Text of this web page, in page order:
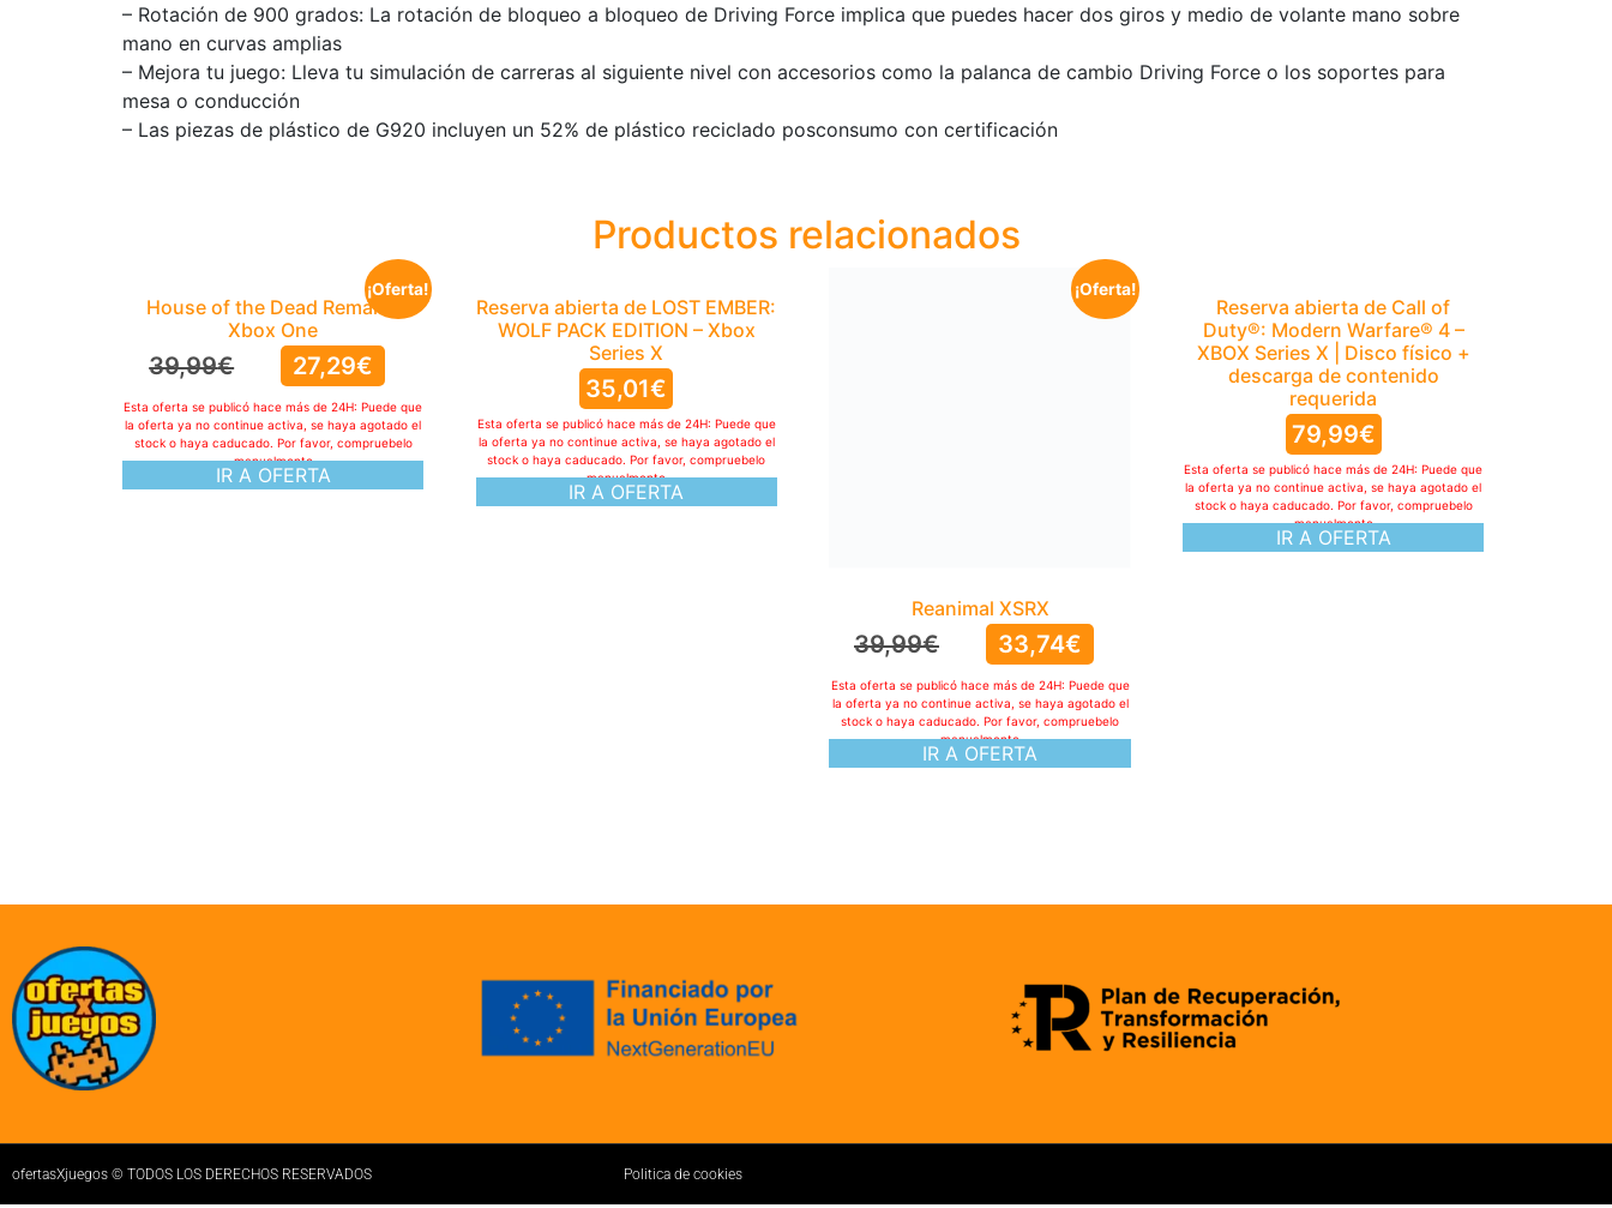
– Rotación de 900 ​​grados: La rotación de bloqueo a bloqueo de Driving Force implica que puedes hacer dos giros y medio de volante mano sobre
mano en curvas amplias
– Mejora tu juego: Lleva tu simulación de carreras al siguiente nivel con accesorios como la palanca de cambio Driving Force o los soportes para
mesa o conducción
– Las piezas de plástico de G920 incluyen un 52% de plástico reciclado posconsumo con certificación
Productos relacionados
¡Oferta!
House of the Dead Remake,
Xbox One
39,99€ 27,29€
IR A OFERTA
Esta oferta se publicó hace más de 24H: Puede que
la oferta ya no continue activa, se haya agotado el
stock o haya caducado. Por favor, compruebelo
manualmente
Reserva abierta de LOST EMBER:
WOLF PACK EDITION – Xbox
Series X
35,01€
IR A OFERTA
Esta oferta se publicó hace más de 24H: Puede que
la oferta ya no continue activa, se haya agotado el
stock o haya caducado. Por favor, compruebelo
manualmente
¡Oferta!
Reanimal XSRX
39,99€ 33,74€
IR A OFERTA
Esta oferta se publicó hace más de 24H: Puede que
la oferta ya no continue activa, se haya agotado el
stock o haya caducado. Por favor, compruebelo
manualmente
Reserva abierta de Call of
Duty®: Modern Warfare® 4 –
XBOX Series X | Disco físico +
descarga de contenido
requerida
79,99€
IR A OFERTA
Esta oferta se publicó hace más de 24H: Puede que
la oferta ya no continue activa, se haya agotado el
stock o haya caducado. Por favor, compruebelo
manualmente
ofertasXjuegos © TODOS LOS DERECHOS RESERVADOS Politica de cookies